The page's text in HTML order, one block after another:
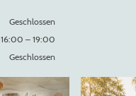
Geschlossen
16:00 – 19:00
Geschlossen